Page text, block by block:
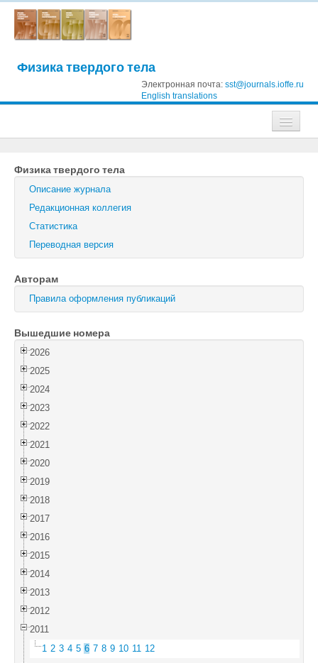
Физика твердого тела
Электронная почта: sst@journals.ioffe.ru
English translations
Журнал технической физики
Письма в Журнал технической физики
Физика твердого тела
Физика и техника полупроводников
Оптика и спектроскопия
Поиск
Войти
Физика твердого тела
Описание журнала
Редакционная коллегия
Статистика
Переводная версия
Авторам
Правила оформления публикаций
Вышедшие номера
2026
2025
2024
2023
2022
2021
2020
2019
2018
2017
2016
2015
2014
2013
2012
2011
1 2 3 4 5 6 7 8 9 10 11 12